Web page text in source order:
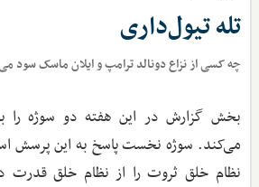
تله تیول‌داری
چه کسی از نزاع دونالد ترامپ و ایلان ماسک سود
بخش گزارش در این هفته دو سوژه را
می‌کند. سوژه نخست پاسخ به این پرسش
نظام خلق ثروت را از نظام خلق قدرت